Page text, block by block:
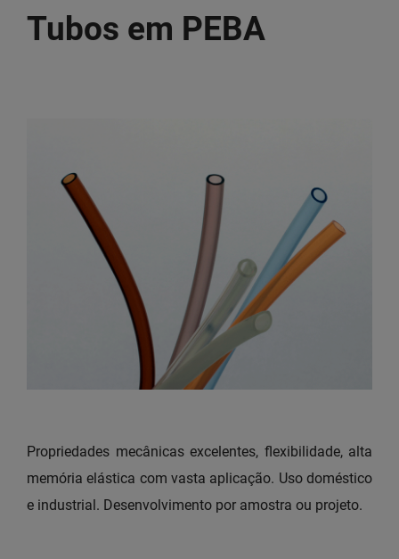
Tubos em PEBA
Propriedades mecânicas excelentes, flexibilidade, alta
memória elástica com vasta aplicação. Uso doméstico
e industrial. Desenvolvimento por amostra ou projeto.